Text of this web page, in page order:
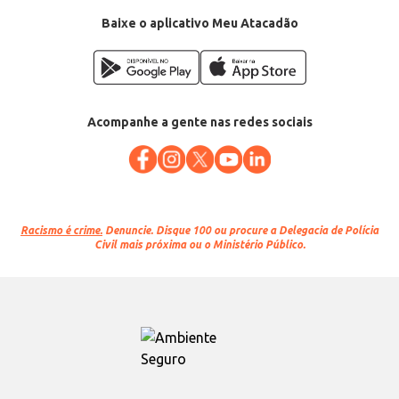
Baixe o aplicativo Meu Atacadão
Acompanhe a gente nas redes sociais
Racismo é crime. Denuncie. Disque 100 ou procure a Delegacia de Polícia
Civil mais próxima ou o Ministério Público.